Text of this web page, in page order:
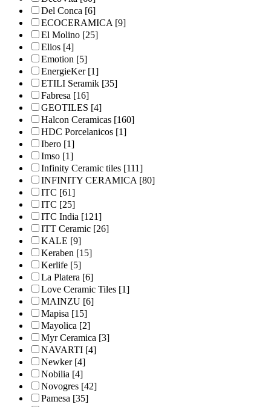
Del Conca [6]
ECOCERAMICA[9]
El Molino [25]
Elios [4]
Emotion [5]
EnergieKer[1]
ETILI Seramik [35]
Fabresa [16]
GEOTILES [4]
Halcon Ceramicas [160]
HDC Porcelanicos [1]
Ibero [1]
Imso [1]
Infinity Ceramic tiles [111]
INFINITY CERAMICA[80]
ITC [61]
ITC [25]
ITC India [121]
ITT Ceramic [26]
KALE [9]
Keraben [15]
Kerlife [5]
La Platera [6]
Love Ceramic Tiles [1]
MAINZU [6]
Mapisa [15]
Mayolica [2]
Myr Ceramica [3]
NAVARTI [4]
Newker[4]
Nobilia [4]
Novogres [42]
Pamesa [35]